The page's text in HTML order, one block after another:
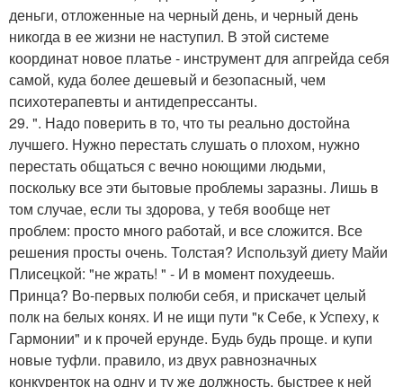
деньги, отложенные на черный день, и черный день
никогда в ее жизни не наступил. В этой системе
координат новое платье - инструмент для апгрейда себя
самой, куда более дешевый и безопасный, чем
психотерапевты и антидепрессанты.
29. ". Надо поверить в то, что ты реально достойна
лучшего. Нужно перестать слушать о плохом, нужно
перестать общаться с вечно ноющими людьми,
поскольку все эти бытовые проблемы заразны. Лишь в
том случае, если ты здорова, у тебя вообще нет
проблем: просто много работай, и все сложится. Все
решения просты очень. Толстая? Используй диету Майи
Плисецкой: "не жрать! " - И в момент похудеешь.
Принца? Во-первых полюби себя, и прискачет целый
полк на белых конях. И не ищи пути "к Себе, к Успеху, к
Гармонии" и к прочей ерунде. Будь будь проще. и купи
новые туфли. правило, из двух равнозначных
конкуренток на одну и ту же должность, быстрее к ней